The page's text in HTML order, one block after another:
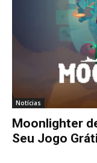
Notícias
Moonlighter
Seu Jogo